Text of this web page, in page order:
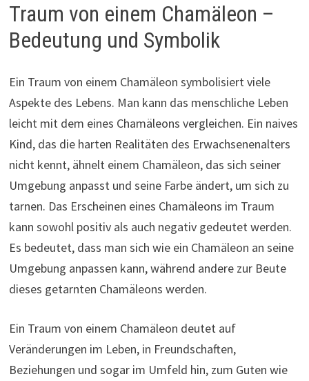
Traum von einem Chamäleon –
Bedeutung und Symbolik
Ein Traum von einem Chamäleon symbolisiert viele
Aspekte des Lebens. Man kann das menschliche Leben
leicht mit dem eines Chamäleons vergleichen. Ein naives
Kind, das die harten Realitäten des Erwachsenenalters
nicht kennt, ähnelt einem Chamäleon, das sich seiner
Umgebung anpasst und seine Farbe ändert, um sich zu
tarnen. Das Erscheinen eines Chamäleons im Traum
kann sowohl positiv als auch negativ gedeutet werden.
Es bedeutet, dass man sich wie ein Chamäleon an seine
Umgebung anpassen kann, während andere zur Beute
dieses getarnten Chamäleons werden.
Ein Traum von einem Chamäleon deutet auf
Veränderungen im Leben, in Freundschaften,
Beziehungen und sogar im Umfeld hin, zum Guten wie